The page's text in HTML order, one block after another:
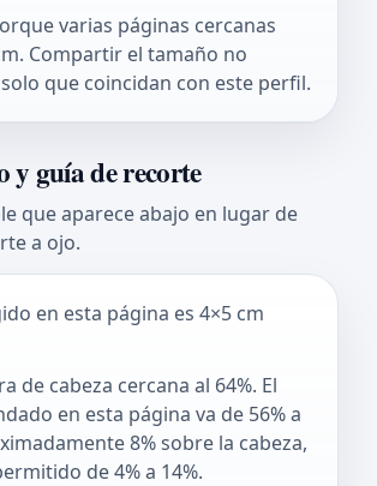
varias páginas cercanas
Compartir el tamaño no
que coincidan con este perfil.
y guía de recorte
que aparece abajo en lugar de
a ojo.
en esta página es 4×5 cm
de cabeza cercana al 64%. El
en esta página va de 56% a
8% sobre la cabeza,
de 4% a 14%.